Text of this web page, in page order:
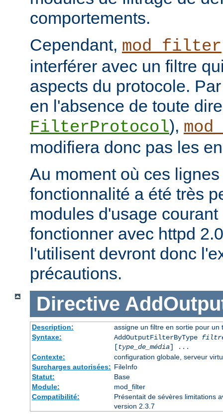
comportements.
Cependant, mod_filter
interférer avec un filtre
aspects du protocole.
en l'absence de toute
FilterProtocol),
modifiera donc pas les
Au moment où ces
fonctionnalité a été très
modules d'usage
fonctionner avec httpd
l'utilisent devront donc
précautions.
Directive
Description:
assigne un filtre en sortie pour un
Syntaxe:
AddOutputFilterByType
[type_de_média] ...
Contexte:
configuration globale, serveur
Surcharges autorisées: FileInfo
Statut:
Base
Module:
mod_filter
Compatibilité:
Présentait de sévères limitations
version 2.3.7